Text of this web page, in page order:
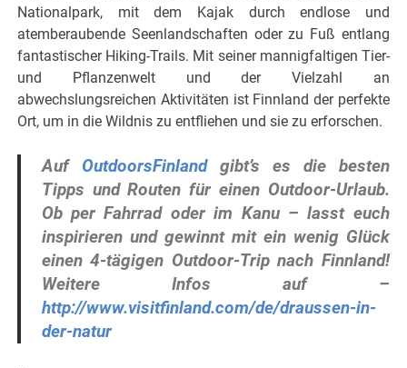
Nationalpark, mit dem Kajak durch endlose und
atemberaubende Seenlandschaften oder zu Fuß entlang
fantastischer Hiking-Trails. Mit seiner mannigfaltigen Tier-
und Pflanzenwelt und der Vielzahl an
abwechslungsreichen Aktivitäten ist Finnland der perfekte
Ort, um in die Wildnis zu entfliehen und sie zu erforschen.
Auf OutdoorsFinlandgibt’s es die besten
Tipps und Routen für einen Outdoor-Urlaub.
Ob per Fahrrad oder im Kanu – lasst euch
inspirieren und gewinnt mit ein wenig Glück
einen 4-tägigen Outdoor-Trip nach Finnland!
Weitere Infos auf –
http://www.visitfinland.com/de/draussen-in-
der-natur